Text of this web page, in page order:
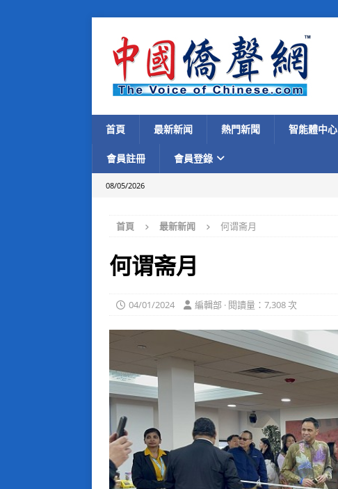
首頁 最新新闻 熱門新聞 智能體中心
會員註冊 會員登錄
08/05/2026
首頁 最新新闻 何谓斋月
何谓斋月
04/01/2024 編輯部 · 閱讀量：7,308 次